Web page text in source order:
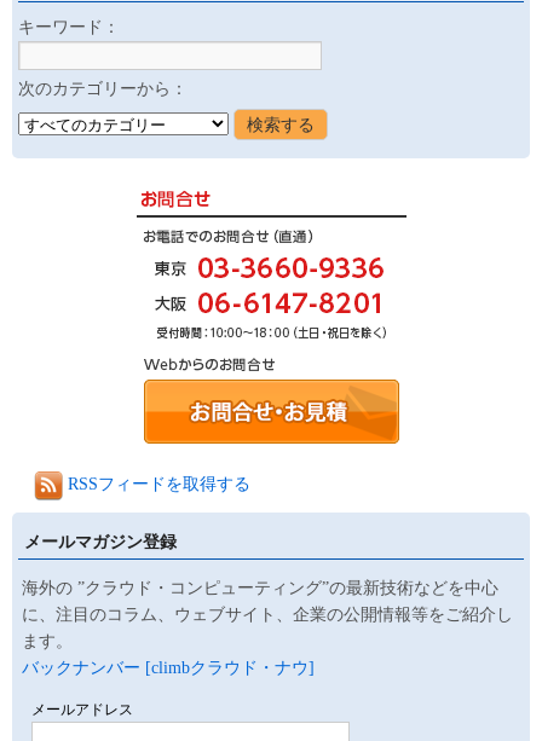
キーワード：
次のカテゴリーから：
RSSフィードを取得する
メールマガジン登録
海外の ”クラウド・コンピューティング”の最新技術などを中心
に、注目のコラム、ウェブサイト、企業の公開情報等をご紹介し
ます。
バックナンバー [climbクラウド・ナウ]